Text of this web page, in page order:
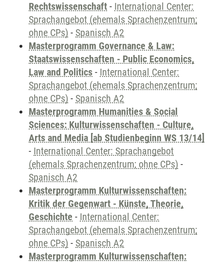
Rechtswissenschaft - International Center:
Sprachangebot (ehemals Sprachenzentrum;
ohne CPs) - Spanisch A2
Masterprogramm Governance & Law:
Staatswissenschaften - Public Economics,
Law and Politics - International Center:
Sprachangebot (ehemals Sprachenzentrum;
ohne CPs) - Spanisch A2
Masterprogramm Humanities & Social
Sciences: Kulturwissenschaften - Culture,
Arts and Media [ab Studienbeginn WS 13/14]
- International Center: Sprachangebot
(ehemals Sprachenzentrum; ohne CPs) -
Spanisch A2
Masterprogramm Kulturwissenschaften:
Kritik der Gegenwart - Künste, Theorie,
Geschichte - International Center:
Sprachangebot (ehemals Sprachenzentrum;
ohne CPs) - Spanisch A2
Masterprogramm Kulturwissenschaften: